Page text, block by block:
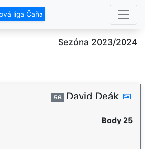
liga Čaňa
Sezóna 2023/2024
56 David Deák
Body 25